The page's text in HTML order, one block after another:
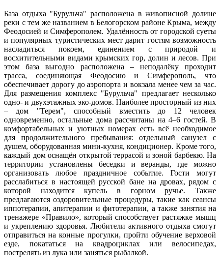
База отдыха "Бурульча" расположена в живописной долине
реки с тем же названием в Белогорском районе Крыма, между
Феодосией и Симферополем. Удалённость от городской суеты
и популярных туристических мест дарит гостям возможность
насладиться покоем, единением с природой и
восхитительными видами крымских гор, долин и лесов. При
этом база выгодно расположена – неподалёку проходит
трасса, соединяющая Феодосию и Симферополь, что
обеспечивает дорогу до аэропорта и вокзала менее чем за час.
Для размещения комплекс "Бурульча" предлагает несколько
одно- и двухэтажных эко-домов. Наиболее просторный из них
– дом "Терем", способный вместить до 12 человек
одновременно, остальные дома рассчитаны на 4–6 гостей. В
комфортабельных и уютных номерах есть всё необходимое
для продолжительного пребывания: отдельный санузел с
душем, оборудованная мини-кухня, кондиционер. Кроме того,
каждый дом оснащён открытой террасой и зоной барбекю. На
территории установлены беседки и веранды, где можно
организовать любое праздничное событие. Гости могут
расслабиться в настоящей русской бане на дровах, рядом с
которой находится купель в горном ручье. Также
предлагаются оздоровительные процедуры, такие как сеансы
иппотерапии, апитерапии и фитотерапии, а также занятия на
тренажере «Правило», который способствует растяжке мышц
и укреплению здоровья. Любители активного отдыха смогут
отправиться на конные прогулки, пройти обучение верховой
езде, покататься на квадроциклах или велосипедах,
пострелять из лука или заняться рыбалкой.